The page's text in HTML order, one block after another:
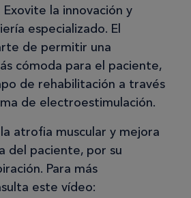
la innovación y
especializado. El
de permitir una
cómoda para el paciente,
de rehabilitación a través
de electroestimulación.
atrofia muscular y mejora
del paciente, por su
Para más
este vídeo: